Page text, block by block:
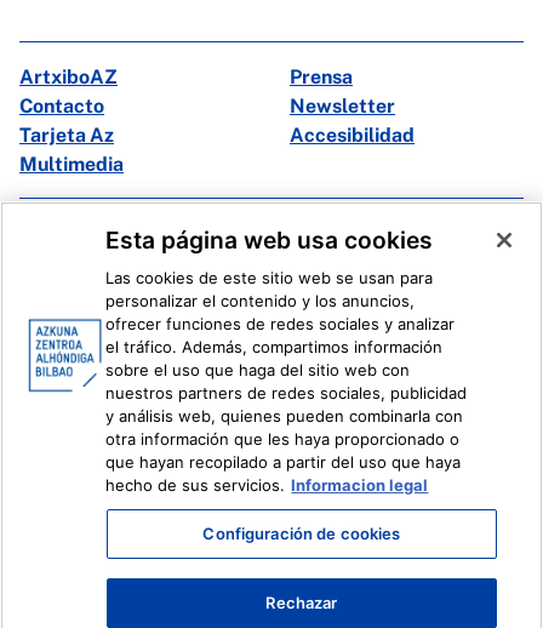
ArtxiboAZ
Prensa
Contacto
Newsletter
Tarjeta Az
Accesibilidad
Multimedia
Facebook
X
Ivoox
Información legal Sistema Interno de Información
Esta página web usa cookies
Las cookies de este sitio web se usan para
personalizar el contenido y los anuncios,
ofrecer funciones de redes sociales y analizar
el tráfico. Además, compartimos información
sobre el uso que haga del sitio web con
nuestros partners de redes sociales, publicidad
y análisis web, quienes pueden combinarla con
otra información que les haya proporcionado o
que hayan recopilado a partir del uso que haya
hecho de sus servicios. Informacion legal
Configuración de cookies
Rechazar